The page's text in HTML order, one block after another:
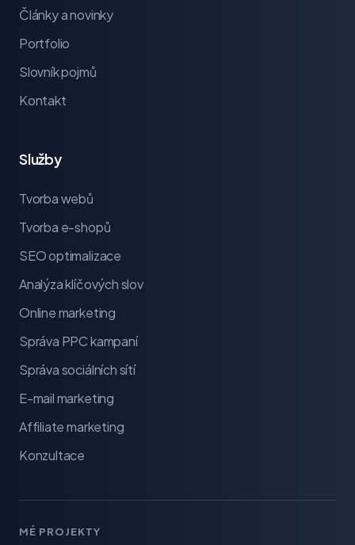
Články a novinky
Portfolio
Slovník pojmů
Kontakt
Služby
Tvorba webů
Tvorba e-shopů
SEO optimalizace
Analýza klíčových slov
Online marketing
Správa PPC kampaní
Správa sociálních sítí
E-mail marketing
Affiliate marketing
Konzultace
MÉ PROJEKTY